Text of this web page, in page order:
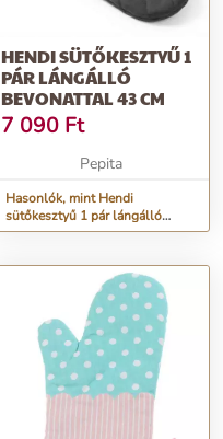
HENDI SÜTŐKESZTYŰ 1
PÁR LÁNGÁLLÓ
BEVONATTAL 43 CM
7 090 Ft
Pepita
Hasonlók, mint Hendi
sütőkesztyű 1 pár lángálló
bevonattal 43 cm